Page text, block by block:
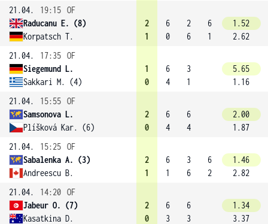
21.04.
19:15 OF
Raducanu E. (8)
Korpatsch T.
2
1
6
0
2
6
6
1
1.52
2.62
21.04.
17:35 OF
Siegemund L.
Sakkari M. (4)
1
0
6
4
3
1
5.65
1.16
21.04.
15:55 OF
Samsonova L.
Plíšková Kar. (6)
2
0
6
4
6
4
2.00
1.87
21.04.
15:25 OF
Sabalenka A. (3)
Andreescu B.
2
1
6
1
3
6
6
2
1.46
2.82
21.04.
14:20 OF
Jabeur O. (7)
Kasatkina D.
2
0
6
3
6
3
1.34
3.37